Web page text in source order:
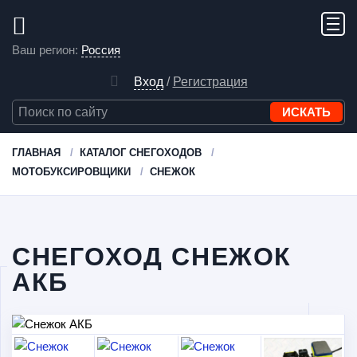
Ваш регион: Россия
Вход / Регистрация
ГЛАВНАЯ
КАТАЛОГ СНЕГОХОДОВ
МОТОБУКСИРОВЩИКИ
СНЕЖОК
СНЕГОХОД СНЕЖОК
АКБ